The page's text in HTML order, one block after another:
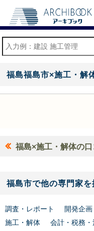
福島福島市×施工・解
福島×施工・解体の
福島市で他の専門家を
調査・レポート 開発企画
施工・解体
会計・税務・